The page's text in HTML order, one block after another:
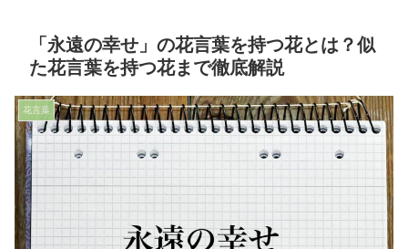
「永遠の幸せ」の花言葉を持つ花とは？似
た花言葉を持つ花まで徹底解説
花言葉